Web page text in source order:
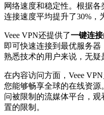
网络速度和稳定性。根据各
连接速度平均提升了30%，
Veee VPN还提供了一键连接
即可快速连接到最优服务
熟悉技术的用户来说，无疑
在内容访问方面，Veee
您能够畅享全球的在线资源
问被限制的流媒体平台，
置的限制。